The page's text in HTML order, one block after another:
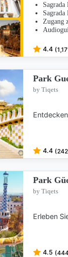
Zugang
4.4
Park
by Tiqets
4.4
Park
by Tiqets
Erleben
4.5